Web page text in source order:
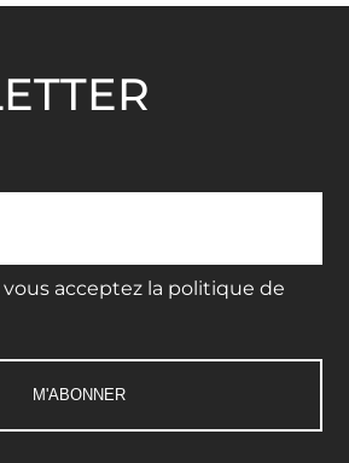
acceptez la politique de